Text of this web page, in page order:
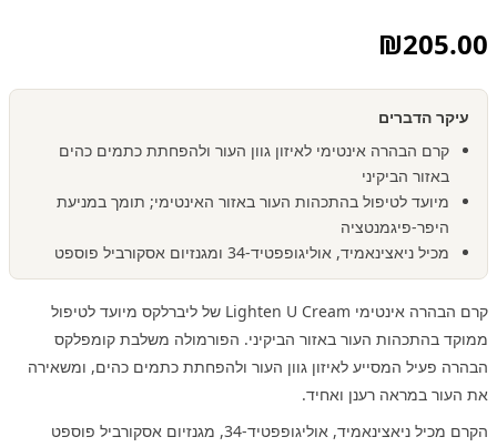
₪205.00
עיקר הדברים
קרם הבהרה אינטימי לאיזון גוון העור ולהפחתת כתמים כהים
באזור הביקיני
מיועד לטיפול בהתכהות העור באזור האינטימי; תומך במניעת
היפר-פיגמנטציה
מכיל ניאצינאמיד, אוליגופפטיד-34 ומגנזיום אסקורביל פוספט
קרם הבהרה אינטימי Lighten U Cream של ליברלקס מיועד לטיפול
ממוקד בהתכהות העור באזור הביקיני. הפורמולה משלבת קומפלקס
הבהרה פעיל המסייע לאיזון גוון העור ולהפחתת כתמים כהים, ומשאירה
את העור במראה רענן ואחיד.
הקרם מכיל ניאצינאמיד, אוליגופפטיד-34, מגנזיום אסקורביל פוספט